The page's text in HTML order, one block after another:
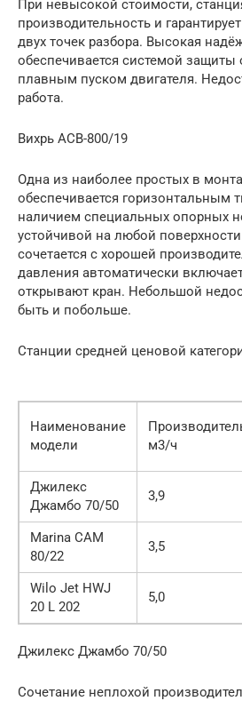
При невысокой стоимости,
производительность и
двух точек разбора. Высокая
обеспечивается системой защиты
плавным пуском двигателя.
работа.
Вихрь АСВ-800/19
Одна из наиболее простых в
обеспечивается горизонтальным
наличием специальных опорных
устойчивой на любой
сочетается с хорошей
давления автоматически
открывают кран. Небольшой
быть и побольше.
Станции средней ценовой
Наименование
модели
м3/ч
Джилекс
Джамбо 70/50
3,9
Marina CAM
80/22
3,5
Wilo Jet HWJ
20 L 202
5,0
Джилекс Джамбо 70/50
Сочетание неплохой